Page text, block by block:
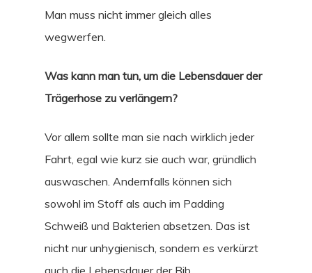
Man muss nicht immer gleich alles
wegwerfen.
Was kann man tun, um die Lebensdauer der
Trägerhose zu verlängern?
Vor allem sollte man sie nach wirklich jeder
Fahrt, egal wie kurz sie auch war, gründlich
auswaschen. Andernfalls können sich
sowohl im Stoff als auch im Padding
Schweiß und Bakterien absetzen. Das ist
nicht nur unhygienisch, sondern es verkürzt
auch die Lebensdauer der Bib.